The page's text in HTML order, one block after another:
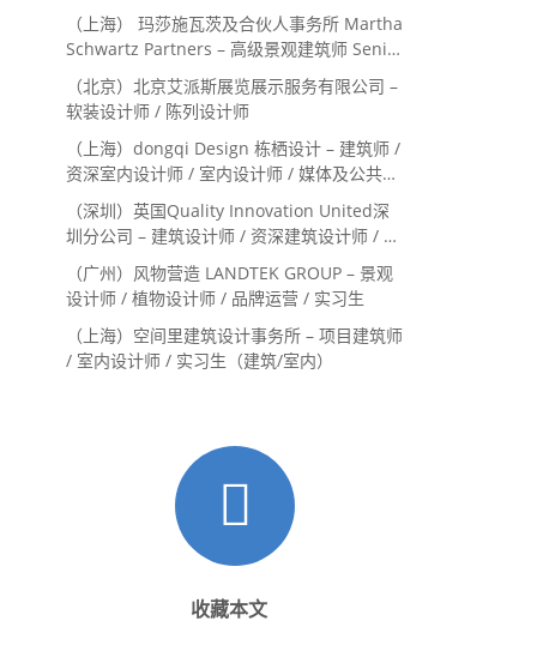
（上海） 玛莎施瓦茨及合伙人事务所 Martha
Schwartz Partners – 高级景观建筑师 Senior
Landscape Designer / 景观建筑师
Landscape Designer
（北京）北京艾派斯展览展示服务有限公司 –
软装设计师 / 陈列设计师
（上海）dongqi Design 栋栖设计 – 建筑师 /
资深室内设计师 / 室内设计师 / 媒体及公共关
系主管 / 设计实习生（常年招聘）
（深圳）英国Quality Innovation United深
圳分公司 – 建筑设计师 / 资深建筑设计师 / 室
内设计师 / 设计实习生
（广州）风物营造 LANDTEK GROUP – 景观
设计师 / 植物设计师 / 品牌运营 / 实习生
（上海）空间里建筑设计事务所 – 项目建筑师
/ 室内设计师 / 实习生（建筑/室内）
收藏本文